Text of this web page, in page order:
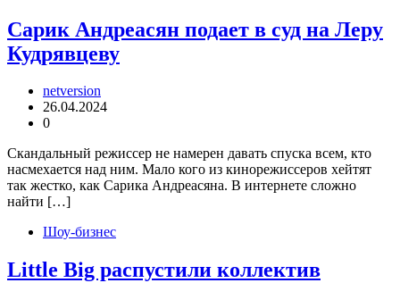
Сарик Андреасян подает в суд на Леру
Кудрявцеву
netversion
26.04.2024
0
Скандальный режиссер не намерен давать спуска всем, кто
насмехается над ним. Мало кого из кинорежиссеров хейтят
так жестко, как Сарика Андреасяна. В интернете сложно
найти […]
Шоу-бизнес
Little Big распустили коллектив